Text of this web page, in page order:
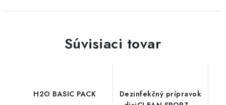
Súvisiaci tovar
H2O BASIC PACK
Dezinfekčný prípravok